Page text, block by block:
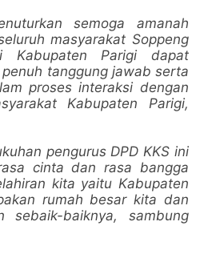
semoga amanah
masyarakat Soppeng
Kabupaten Parigi dapat
tanggung jawab serta
proses interaksi dengan
Kabupaten Parigi,
pengurus DPD KKS ini
cinta dan rasa bangga
kita yaitu Kabupaten
rumah besar kita dan
sebaik-baiknya, sambung